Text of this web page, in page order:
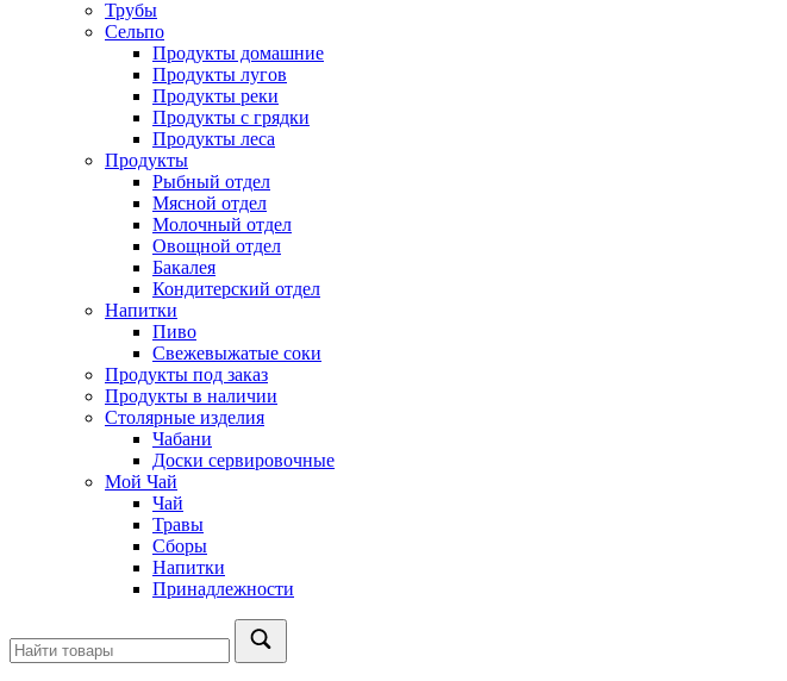
Трубы
Сельпо
Продукты домашние
Продукты лугов
Продукты реки
Продукты с грядки
Продукты леса
Продукты
Рыбный отдел
Мясной отдел
Молочный отдел
Овощной отдел
Бакалея
Кондитерский отдел
Напитки
Пиво
Cвежевыжатые соки
Продукты под заказ
Продукты в наличии
Столярные изделия
Чабани
Доски сервировочные
Мой Чай
Чай
Травы
Сборы
Напитки
Принадлежности